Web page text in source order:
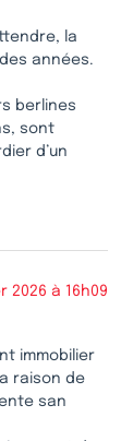
la
années.
berlines
sont
d’un
2026 à 16h09
immobilier
raison de
san